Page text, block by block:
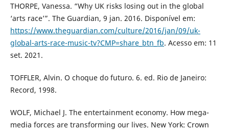
THORPE, Vanessa. “Why UK risks losing out in the global
‘arts race’”. The Guardian, 9 jan. 2016. Disponível em:
https://www.theguardian.com/culture/2016/jan/09/uk-
global-arts-race-music-tv?CMP=share_btn_fb. Acesso em: 11
set. 2021.
TOFFLER, Alvin. O choque do futuro. 6. ed. Rio de Janeiro:
Record, 1998.
WOLF, Michael J. The entertainment economy. How mega-
media forces are transforming our lives. New York: Crown